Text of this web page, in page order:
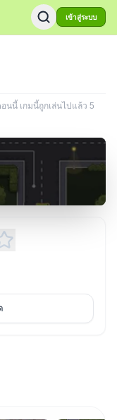
เข้าสู่ระบบ
นนี้ เกมนี้ถูกเล่นไปแล้ว 5